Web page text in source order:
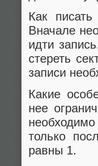
Как
Вначале
идти
стереть
записи
Какие
нее
только
равны 1.